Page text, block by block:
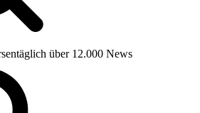
über 12.000 News